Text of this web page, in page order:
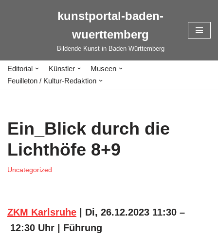
kunstportal-baden-
wuerttemberg
Bildende Kunst in Baden-Württemberg
Editorial Künstler
Museen
Feuilleton / Kultur-Redaktion
Ein_Blick durch die
Lichthöfe 8+9
Uncategorized
ZKM Karlsruhe | Di, 26.12.2023 11:30 –
12:30 Uhr | Führung